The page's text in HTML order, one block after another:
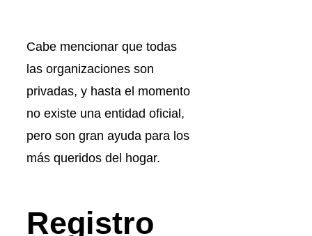
Cabe mencionar que todas
las organizaciones son
privadas, y hasta el momento
no existe una entidad oficial,
pero son gran ayuda para los
más queridos del hogar.
Registro